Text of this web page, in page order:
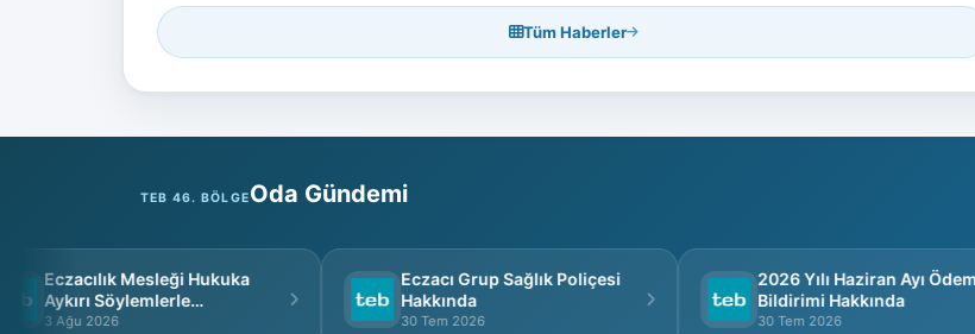
Tüm Haberler
TEB 46. BÖLGEOda Gündemi
Eczacılık Mesleği Hukuka
Aykırı Söylemlerle
İtibarsızlaştırılamaz
3 Ağu 2026
Eczacı Grup Sağlık Poliçesi
Hakkında
30 Tem 2026
2026 Yılı Haziran Ayı Ödeme
Bildirimi Hakkında
30 Tem 2026